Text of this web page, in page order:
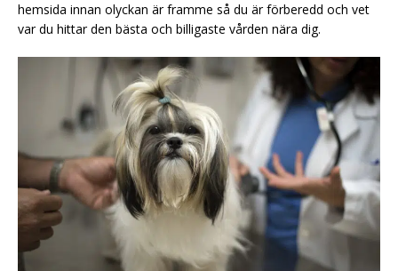
hemsida innan olyckan är framme så du är förberedd och vet
var du hittar den bästa och billigaste vården nära dig.